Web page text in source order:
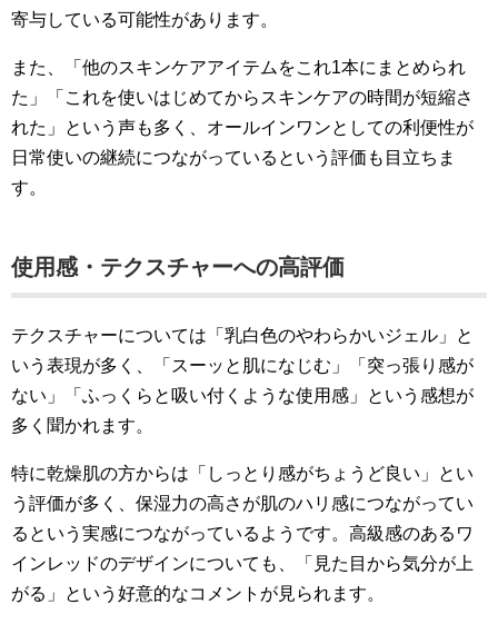
寄与している可能性があります。
また、「他のスキンケアアイテムをこれ1本にまとめられ
た」「これを使いはじめてからスキンケアの時間が短縮さ
れた」という声も多く、オールインワンとしての利便性が
日常使いの継続につながっているという評価も目立ちま
す。
使用感・テクスチャーへの高評価
テクスチャーについては「乳白色のやわらかいジェル」と
いう表現が多く、「スーッと肌になじむ」「突っ張り感が
ない」「ふっくらと吸い付くような使用感」という感想が
多く聞かれます。
特に乾燥肌の方からは「しっとり感がちょうど良い」とい
う評価が多く、保湿力の高さが肌のハリ感につながってい
るという実感につながっているようです。高級感のあるワ
インレッドのデザインについても、「見た目から気分が上
がる」という好意的なコメントが見られます。